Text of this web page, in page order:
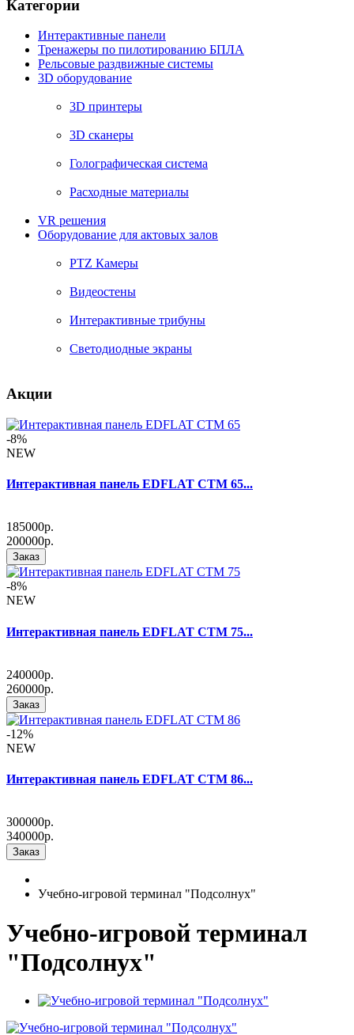
Категории
Интерактивные панели
Тренажеры по пилотированию БПЛА
Рельсовые раздвижные системы
3D оборудование
3D принтеры
3D сканеры
Голографическая система
Расходные материалы
VR решения
Оборудование для актовых залов
PTZ Камеры
Видеостены
Интерактивные трибуны
Светодиодные экраны
Акции
-8%
NEW
Интерактивная панель EDFLAT CTM 65...
185000р.
200000р.
Заказ
-8%
NEW
Интерактивная панель EDFLAT CTM 75...
240000р.
260000р.
Заказ
-12%
NEW
Интерактивная панель EDFLAT CTM 86...
300000р.
340000р.
Заказ
Учебно-игровой терминал "Подсолнух"
Учебно-игровой терминал
"Подсолнух"